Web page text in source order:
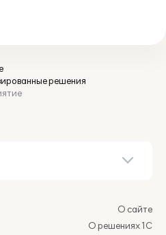
решения
О сайте
О решениях 1С